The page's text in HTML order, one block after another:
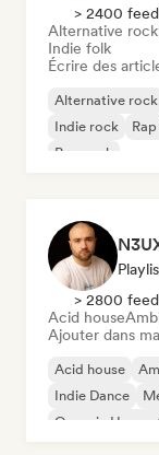
> 2400
Alternative rock
Indie folk
Écrire des
Alternative rock
Indie rock
Pop rock
> 2800
Acid house
Ajouter dans
Acid house
Indie Dance
Organic House